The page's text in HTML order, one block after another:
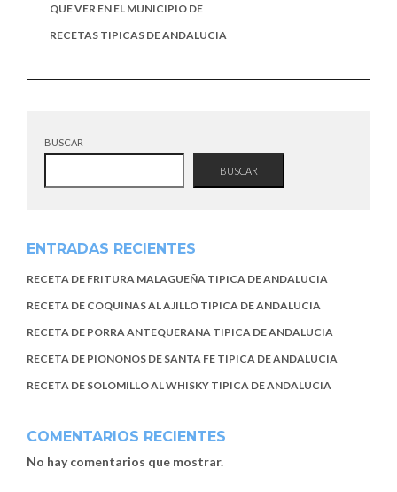
QUE VER EN EL MUNICIPIO DE
RECETAS TIPICAS DE ANDALUCIA
BUSCAR
BUSCAR
ENTRADAS RECIENTES
RECETA DE FRITURA MALAGUEÑA TIPICA DE ANDALUCIA
RECETA DE COQUINAS AL AJILLO TIPICA DE ANDALUCIA
RECETA DE PORRA ANTEQUERANA TIPICA DE ANDALUCIA
RECETA DE PIONONOS DE SANTA FE TIPICA DE ANDALUCIA
RECETA DE SOLOMILLO AL WHISKY TIPICA DE ANDALUCIA
COMENTARIOS RECIENTES
No hay comentarios que mostrar.